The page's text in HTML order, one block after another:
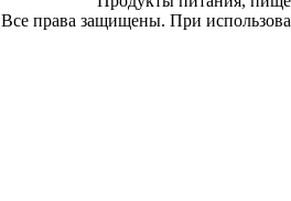
Все права защищены. При